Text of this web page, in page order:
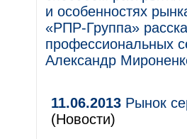
и особенностях
«РПР-Группа»
профессиональных
Александр
11.06.2013 Рынок
(Новости)